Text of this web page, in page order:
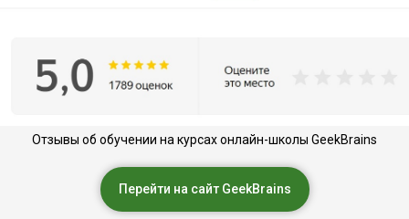
Отзывы об обучении на курсах онлайн-школы GeekBrains
Перейти на сайт GeekBrains